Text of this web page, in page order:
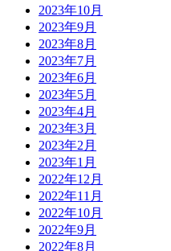
2023年10月
2023年9月
2023年8月
2023年7月
2023年6月
2023年5月
2023年4月
2023年3月
2023年2月
2023年1月
2022年12月
2022年11月
2022年10月
2022年9月
2022年8月